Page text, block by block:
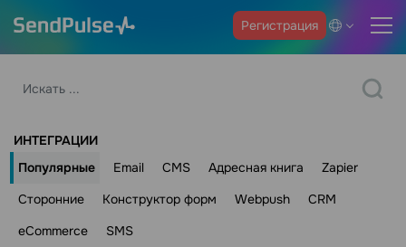
Регистрация
ИНТЕГРАЦИИ
Популярные
Email CMS Адресная книга
Zapier
Сторонние
Конструктор форм Webpush
CRM
eCommerce
SMS